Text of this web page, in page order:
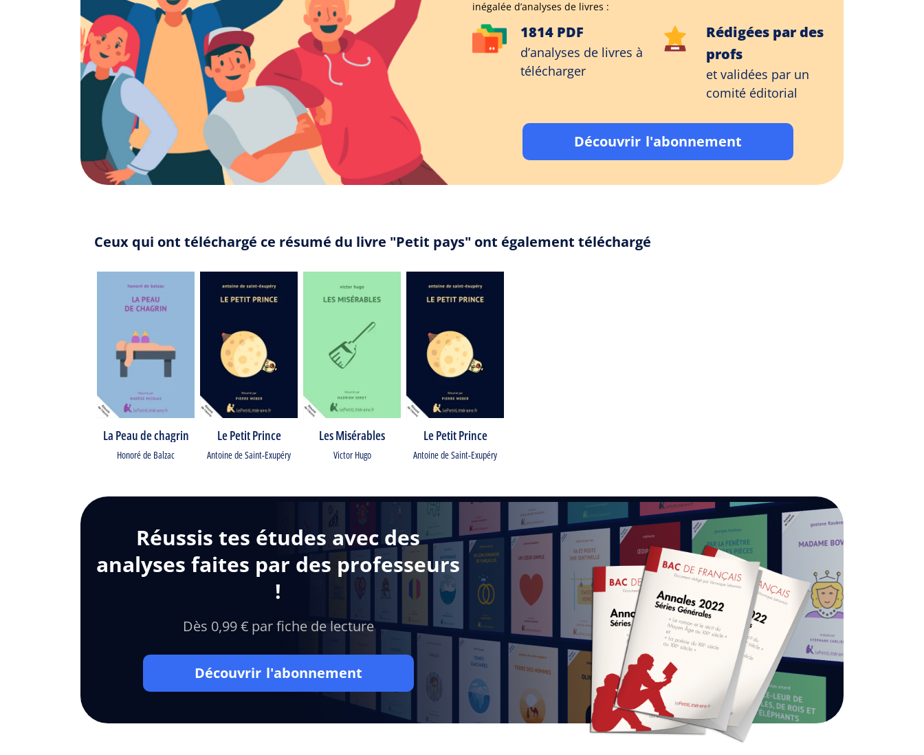
inégalée d’analyses de livres :
1814 PDF
d’analyses de livres à
télécharger
Rédigées par des
profs
et validées par un
comité éditorial
Découvrir l'abonnement
Ceux qui ont téléchargé ce résumé du livre "Petit pays" ont également téléchargé
La Peau de chagrin
Honoré de Balzac
Le Petit Prince
Antoine de Saint-Exupéry
Les Misérables
Victor Hugo
Le Petit Prince
Antoine de Saint-Exupéry
Réussis tes études avec des
analyses faites par des professeurs
!
Dès 0,99 € par fiche de lecture
Découvrir l'abonnement